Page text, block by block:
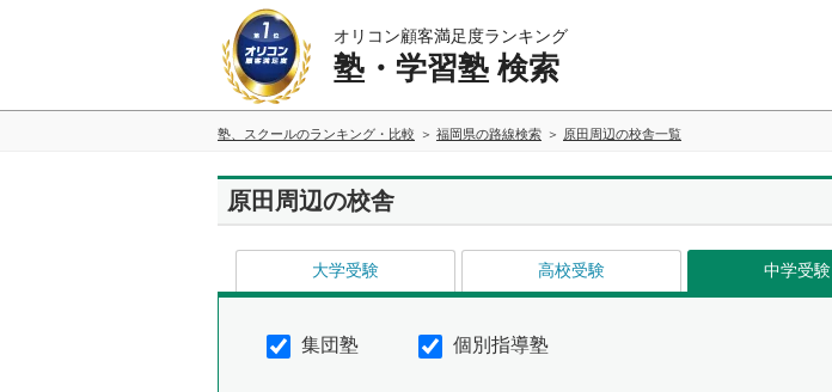
オリコン顧客満足度ランキング
塾・学習塾 検索
塾、スクールのランキング・比較 福岡県の路線検索 原田周辺の校舎一覧
原田周辺の校舎
大学受験 高校受験 中学受験
集団塾 個別指導塾